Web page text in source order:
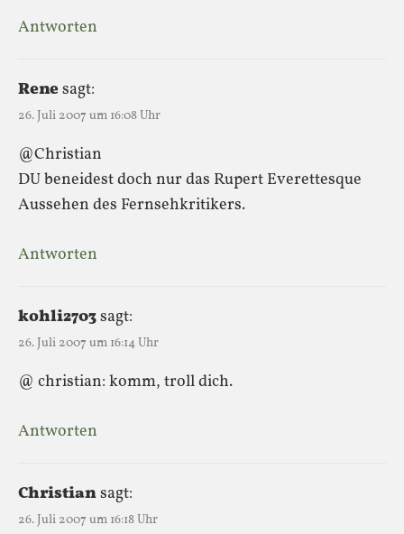
Antworten
Renesagt:
26. Juli 2007 um 16:08 Uhr
@Christian
DU beneidest doch nur das Rupert Everettesque
Aussehen des Fernsehkritikers.
Antworten
kohli2703sagt:
26. Juli 2007 um 16:14 Uhr
@ christian: komm, troll dich.
Antworten
Christiansagt:
26. Juli 2007 um 16:18 Uhr